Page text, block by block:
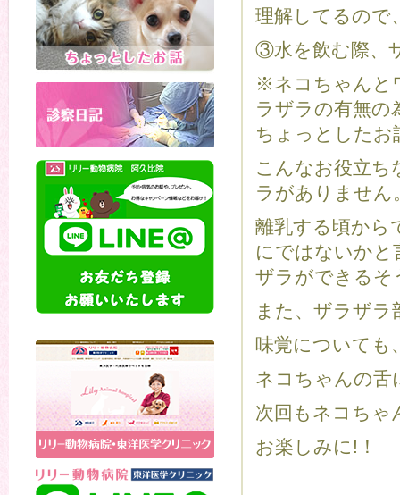
理解してるので
③水を飲む際、
※ネコちゃんと
ラザラの有無の
ちょっとしたお
こんなお役立ち
ラがありません
離乳する頃から
にではないかと
ザラができるそ
また、ザラザ
味覚についても
ネコちゃんの舌
次回もネコちゃ
お楽しみに!！